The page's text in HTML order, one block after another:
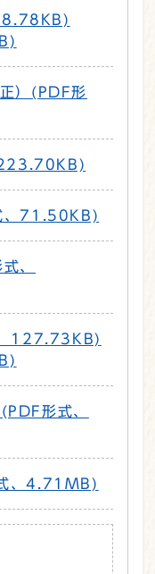
）(PDF形
、71.50KB)
、
127.73KB)
形式、
、4.71MB)